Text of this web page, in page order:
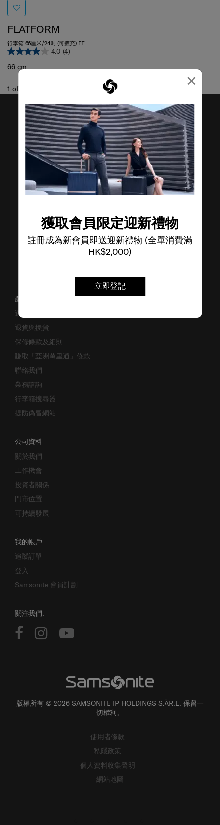
×
獲取會員限定迎新禮物
註冊成為新會員即送迎新禮物 (全單消費滿
HK$2,000)
立即登記
FLATFORM
行李箱 66厘米/24吋 (可擴充) FT
4.0 (4)
66 cm
1 of
接收SAMSONITE的最新消息
提交
了解其他品牌
產品支援/常見問題
送貨安排
退貨與換貨
保修條款及細則
賺取「亞洲萬里通」條款
聯絡我們
業務諮詢
行李箱搜尋器
提防偽冒網站
公司資料
關於我們
工作機會
投資者關係
門市位置
可持續發展
我的帳戶
追蹤訂單
登入
Samsonite 會員計劃
關注我們:
版權所有 © 2026 SAMSONITE IP HOLDINGS S.ÀR.L. 保留一
切權利。
使用者條款
私隱政策
個人資料收集聲明
網站地圖